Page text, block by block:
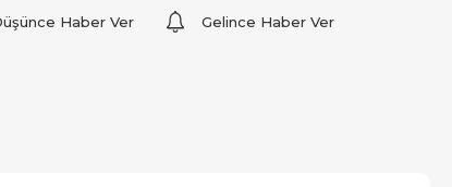
Haber Ver Gelince Haber Ver